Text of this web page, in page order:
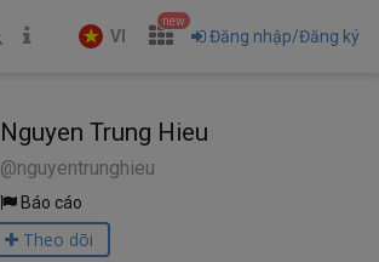
VI
new
Đăng nhập/Đăng ký
Nguyen Trung Hieu
@nguyentrunghieu
Báo cáo
Theo dõi